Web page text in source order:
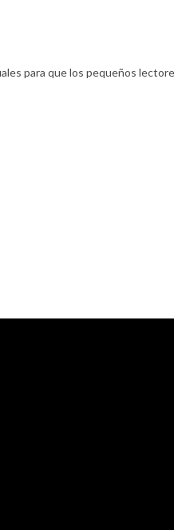
para que los pequeños